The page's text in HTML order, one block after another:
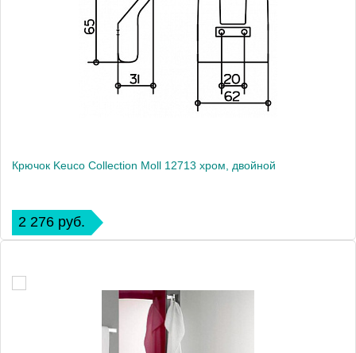
Крючок Keuco Collection Moll 12713 хром, двойной
2 276 руб.